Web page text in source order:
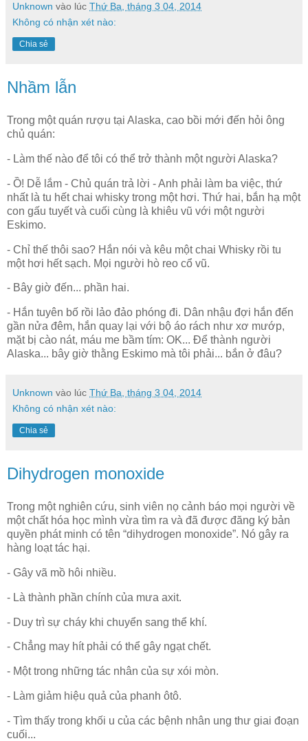
Unknown vào lúc Thứ Ba, tháng 3 04, 2014
Không có nhận xét nào:
Chia sẻ
Nhầm lẫn
Trong một quán rượu tại Alaska, cao bồi mới đến hỏi ông
chủ quán:
- Làm thế nào để tôi có thể trở thành một người Alaska?
- Ồ! Dễ lắm - Chủ quán trả lời - Anh phải làm ba việc, thứ
nhất là tu hết chai whisky trong một hơi. Thứ hai, bắn hạ một
con gấu tuyết và cuối cùng là khiêu vũ với một người
Eskimo.
- Chỉ thế thôi sao? Hắn nói và kêu một chai Whisky rồi tu
một hơi hết sạch. Mọi người hò reo cổ vũ.
- Bây giờ đến... phần hai.
- Hắn tuyên bố rồi lảo đảo phóng đi. Dân nhậu đợi hắn đến
gần nửa đêm, hắn quay lại với bộ áo rách như xơ mướp,
mặt bị cào nát, máu me bầm tím: OK... Để thành người
Alaska... bây giờ thằng Eskimo mà tôi phải... bắn ở đâu?
Unknown vào lúc Thứ Ba, tháng 3 04, 2014
Không có nhận xét nào:
Chia sẻ
Dihydrogen monoxide
Trong một nghiên cứu, sinh viên nọ cảnh báo mọi người về
một chất hóa học mình vừa tìm ra và đã được đăng ký bản
quyền phát minh có tên “dihydrogen monoxide”. Nó gây ra
hàng loạt tác hại.
- Gây vã mồ hôi nhiều.
- Là thành phần chính của mưa axit.
- Duy trì sự cháy khi chuyển sang thể khí.
- Chẳng may hít phải có thể gây ngạt chết.
- Một trong những tác nhân của sự xói mòn.
- Làm giảm hiệu quả của phanh ôtô.
- Tìm thấy trong khối u của các bệnh nhân ung thư giai đoạn
cuối...